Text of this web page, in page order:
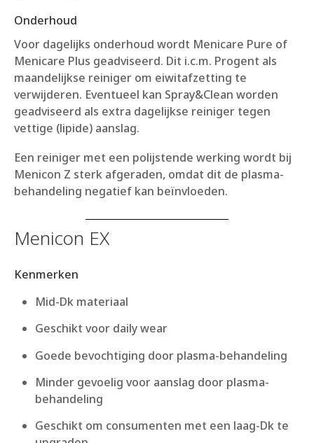
Onderhoud
Voor dagelijks onderhoud wordt Menicare Pure of
Menicare Plus geadviseerd. Dit i.c.m. Progent als
maandelijkse reiniger om eiwitafzetting te
verwijderen. Eventueel kan Spray&Clean worden
geadviseerd als extra dagelijkse reiniger tegen
vettige (lipide) aanslag.
Een reiniger met een polijstende werking wordt bij
Menicon Z sterk afgeraden, omdat dit de plasma-
behandeling negatief kan beïnvloeden.
Menicon EX
Kenmerken
Mid-Dk materiaal
Geschikt voor daily wear
Goede bevochtiging door plasma-behandeling
Minder gevoelig voor aanslag door plasma-
behandeling
Geschikt om consumenten met een laag-Dk te